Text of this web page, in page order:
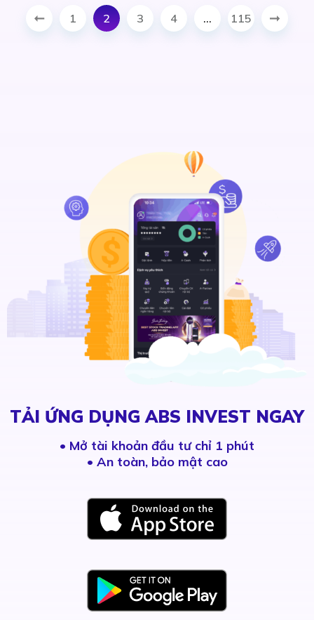
1 2 3 4 … 115
TẢI ỨNG DỤNG ABS INVEST NGAY
• Mở tài khoản đầu tư chỉ 1 phút
• An toàn, bảo mật cao